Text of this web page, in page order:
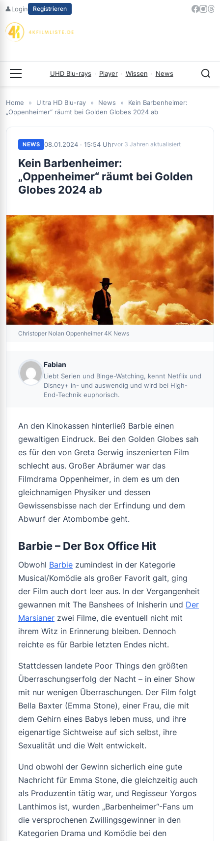
Zum
springen
👤Login Registrieren
UHD Blu-rays · Player · Wissen · News
Home » Ultra HD Blu-ray » News »
Kein Barbenheimer:
„Oppenheimer“ räumt bei Golden Globes 2024 ab
NEWS 08.01.2024 · 15:54 Uhrvor 3 Jahren aktualisiert
Kein Barbenheimer:
„Oppenheimer“ räumt bei Golden
Globes 2024 ab
Christoper Nolan Oppenheimer 4K News
Fabian
Liebt Serien und Binge-Watching, kennt Netflix und
Disney+ in- und auswendig und wird bei High-
End-Technik euphorisch.
An den Kinokassen hinterließ Barbie einen
gewaltigen Eindruck. Bei den Golden Globes sah
es für den von Greta Gerwig inszenierten Film
schlecht aus. Großer Abräumer war das
Filmdrama Oppenheimer, in dem es um den
gleichnamigen Physiker und dessen
Gewissensbisse nach der Erfindung und dem
Abwurf der Atombombe geht.
Barbie – Der Box Office Hit
Obwohl Barbie zumindest in der Kategorie
Musical/Komödie als großer Favorit galt, ging
der Film auch dort leer aus. In der Vergangenheit
gewannen mit The Banshees of Inisherin und Der
Marsianer zwei Filme, die eventuell nicht mit
ihrem Witz in Erinnerung bleiben. Dennoch
reichte es für Barbie letzten Endes nicht.
Stattdessen landete Poor Things den größten
Überraschungserfolg der Nacht – in einer Show
mit nur wenigen Überraschungen. Der Film folgt
Bella Baxter (Emma Stone), einer Frau, die mit
dem Gehirn eines Babys leben muss, und ihre
eigenartige Sichtweise auf sich selbst, ihre
Sexualität und die Welt entwickelt.
Und obwohl der Gewinn sicherlich eine gute
Nachricht für Emma Stone, die gleichzeitig auch
als Produzentin tätig war, und Regisseur Yorgos
Lanthimos ist, wurden „Barbenheimer“-Fans um
die versprochenen Zwillingsgewinner in den
Kategorien Drama und Komödie bei den